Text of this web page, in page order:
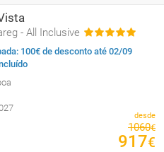
- All Inclusive
100€ de desconto até 02/09
desde
1060€
917€